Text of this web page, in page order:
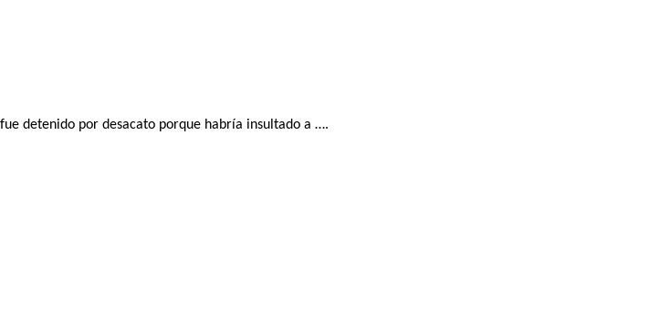
detenido por desacato porque habría insultado a ….